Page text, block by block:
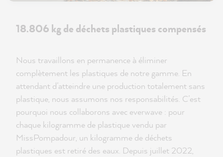
18.806 kg de déchets plastiques compensés
Nous travaillons en permanence à éliminer
complètement les plastiques de notre gamme. En
attendant d’atteindre une production totalement sans
plastique, nous assumons nos responsabilités. C’est
pourquoi nous collaborons avec everwave : pour
chaque kilogramme de plastique vendu par
MissPompadour, un kilogramme de déchets
plastiques est retiré des eaux. Depuis juillet 2022,